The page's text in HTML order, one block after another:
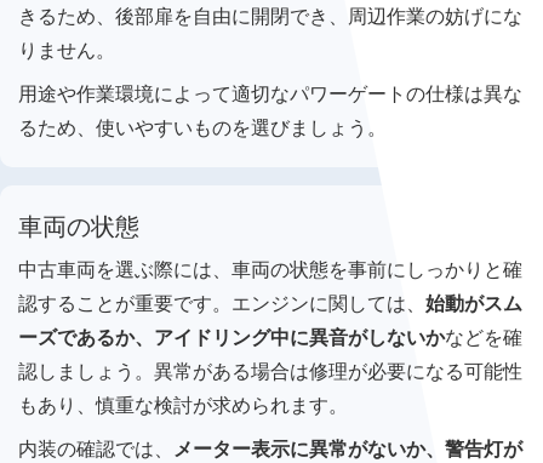
きるため、後部扉を自由に開閉でき、周辺作業の妨げにな
りません。
用途や作業環境によって適切なパワーゲートの仕様は異な
るため、使いやすいものを選びましょう。
車両の状態
中古車両を選ぶ際には、車両の状態を事前にしっかりと確
認することが重要です。エンジンに関しては、 始動がスム
ーズであるか、アイドリング中に異音がしないかなどを確
認しましょう。異常がある場合は修理が必要になる可能性
もあり、慎重な検討が求められます。
内装の確認では、
メーター表示に異常がないか、警告灯が